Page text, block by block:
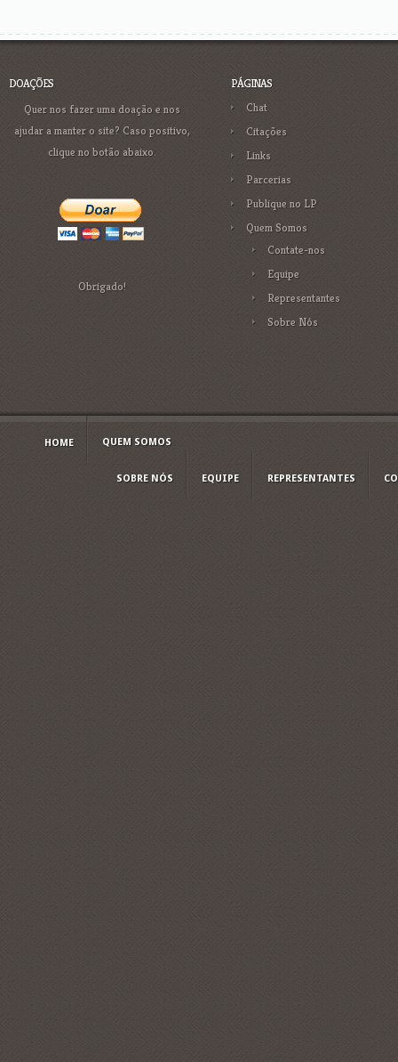
DOAÇÕES
Quer nos fazer uma doação e nos
ajudar a manter o site? Caso positivo,
clique no botão abaixo.
Obrigado!
PÁGINAS
Chat
Citações
Links
Parcerias
Publique no LP
Quem Somos
Contate-nos
Equipe
Representantes
Sobre Nós
HOME QUEM SOMOS
SOBRE NÓS EQUIPE REPRESENTANTES